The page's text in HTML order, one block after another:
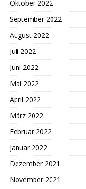
Oktober 2022
September 2022
August 2022
Juli 2022
Juni 2022
Mai 2022
April 2022
März 2022
Februar 2022
Januar 2022
Dezember 2021
November 2021